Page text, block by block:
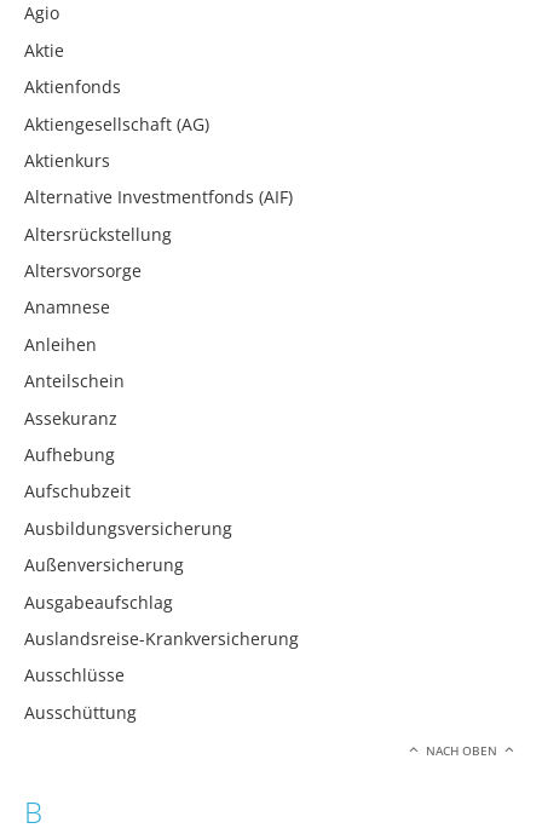
Agio
Aktie
Aktienfonds
Aktiengesellschaft (AG)
Aktienkurs
Alternative Investmentfonds (AIF)
Altersrückstellung
Altersvorsorge
Anamnese
Anleihen
Anteilschein
Assekuranz
Aufhebung
Aufschubzeit
Ausbildungsversicherung
Außenversicherung
Ausgabeaufschlag
Auslandsreise-Krankversicherung
Ausschlüsse
Ausschüttung
NACH OBEN
B